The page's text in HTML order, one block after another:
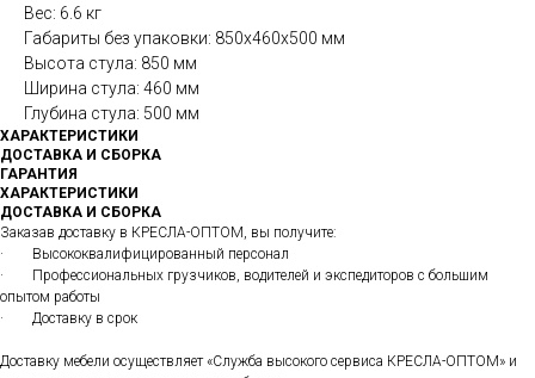
Вес: 6.6 кг
Габариты без упаковки: 850х460х500 мм
Высота стула: 850 мм
Ширина стула: 460 мм
Глубина стула: 500 мм
ХАРАКТЕРИСТИКИ
ДОСТАВКА И СБОРКА
ГАРАНТИЯ
ХАРАКТЕРИСТИКИ
ДОСТАВКА И СБОРКА
Заказав доставку в КРЕСЛА-ОПТОМ, вы получите:
· Высококвалифицированный персонал
· Профессиональных грузчиков, водителей и экспедиторов с большим
опытом работы
· Доставку в срок
Доставку мебели осуществляет «Служба высокого сервиса КРЕСЛА-ОПТОМ» и